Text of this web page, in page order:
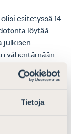
Tietoja
esitetyssä 14
löytää
julkisen
vähentämään
oikeusapua
myös